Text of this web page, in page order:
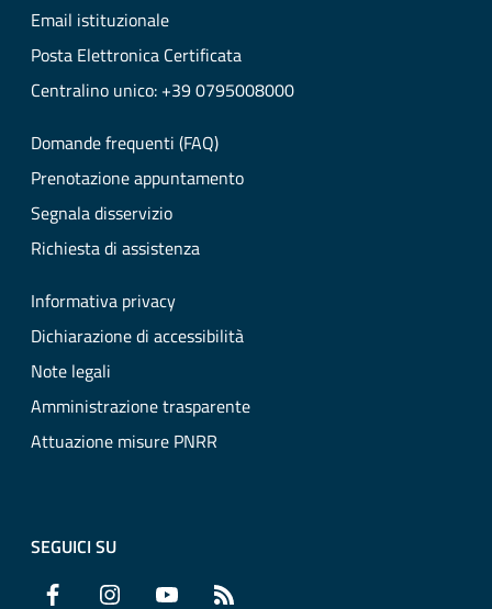
Email istituzionale
Posta Elettronica Certificata
Centralino unico: +39 0795008000
Domande frequenti (FAQ)
Prenotazione appuntamento
Segnala disservizio
Richiesta di assistenza
Informativa privacy
Dichiarazione di accessibilità
Note legali
Amministrazione trasparente
Attuazione misure PNRR
SEGUICI SU
Facebook Instagram YouTube